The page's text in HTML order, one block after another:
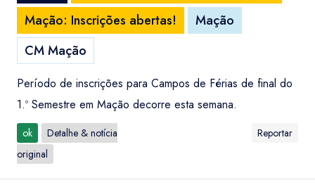
Mação: Inscrições abertas!
Mação
CM Mação
Período de inscrições para Campos de Férias de final do
1.º Semestre em Mação decorre esta semana.
ok
Detalhe & notícia
original
Reportar